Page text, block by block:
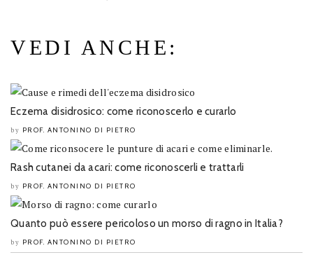
VEDI ANCHE:
Eczema disidrosico: come riconoscerlo e curarlo
by PROF. ANTONINO DI PIETRO
Rash cutanei da acari: come riconoscerli e trattarli
by PROF. ANTONINO DI PIETRO
Quanto può essere pericoloso un morso di ragno in Italia?
by PROF. ANTONINO DI PIETRO